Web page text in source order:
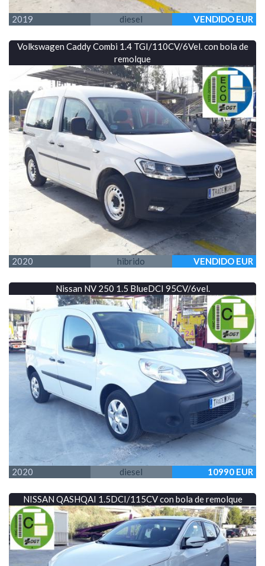
2019 diesel VENDIDO EUR
Volkswagen Caddy Combi 1.4 TGI/110CV/6Vel. con bola de
remolque
2020 hibrido VENDIDO EUR
Nissan NV 250 1.5 BlueDCI 95CV/6vel.
2020 diesel 10990 EUR
NISSAN QASHQAI 1.5DCI/115CV con bola de remolque